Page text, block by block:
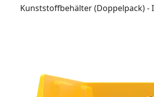
Kunststoffbehälter (Doppelpack)